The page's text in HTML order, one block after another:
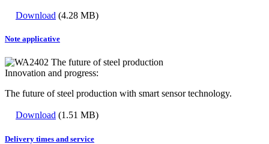
Download (4.28 MB)
Note applicative
Innovation and progress:
The future of steel production with smart sensor technology.
Download (1.51 MB)
Delivery times and service